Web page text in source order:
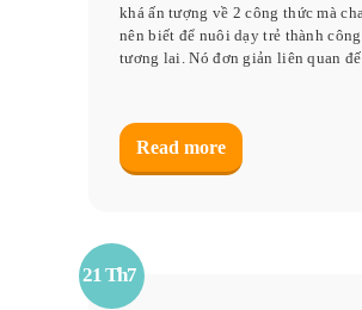
khá ấn tượng về 2 công thức mà
nên biết để nuôi dạy trẻ thành
tương lai. Nó đơn giản liên quan
Read more
21 Th7